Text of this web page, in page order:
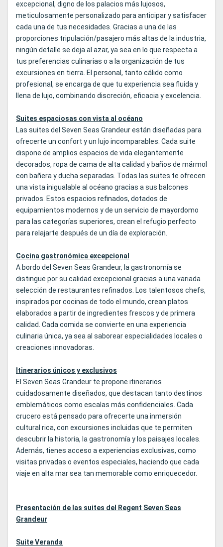
excepcional, digno de los palacios más lujosos,
meticulosamente personalizado para anticipar y satisfacer
cada una de tus necesidades. Gracias a una de las
proporciones tripulación/pasajero más altas de la industria,
ningún detalle se deja al azar, ya sea en lo que respecta a
tus preferencias culinarias o a la organización de tus
excursiones en tierra. El personal, tanto cálido como
profesional, se encarga de que tu experiencia sea fluida y
llena de lujo, combinando discreción, eficacia y excelencia.
Suites espaciosas con vista al océano
Las suites del Seven Seas Grandeur están diseñadas para
ofrecerte un confort y un lujo incomparables. Cada suite
dispone de amplios espacios de vida elegantemente
decorados, ropa de cama de alta calidad y baños de mármol
con bañera y ducha separadas. Todas las suites te ofrecen
una vista inigualable al océano gracias a sus balcones
privados. Estos espacios refinados, dotados de
equipamientos modernos y de un servicio de mayordomo
para las categorías superiores, crean el refugio perfecto
para relajarte después de un día de exploración.
Cocina gastronómica excepcional
A bordo del Seven Seas Grandeur, la gastronomía se
distingue por su calidad excepcional gracias a una variada
selección de restaurantes refinados. Los talentosos chefs,
inspirados por cocinas de todo el mundo, crean platos
elaborados a partir de ingredientes frescos y de primera
calidad. Cada comida se convierte en una experiencia
culinaria única, ya sea al saborear especialidades locales o
creaciones innovadoras.
Itinerarios únicos y exclusivos
El Seven Seas Grandeur te propone itinerarios
cuidadosamente diseñados, que destacan tanto destinos
emblemáticos como escalas más confidenciales. Cada
crucero está pensado para ofrecerte una inmersión
cultural rica, con excursiones incluidas que te permiten
descubrir la historia, la gastronomía y los paisajes locales.
Además, tienes acceso a experiencias exclusivas, como
visitas privadas o eventos especiales, haciendo que cada
viaje en alta mar sea tan memorable como enriquecedor.
Presentación de las suites del Regent Seven Seas
Grandeur
Suite Veranda